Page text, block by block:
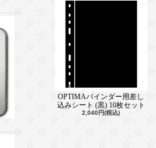
OPTIMAバインダー用差し
込みシート (黒) 10枚セット
2,040円(税込)